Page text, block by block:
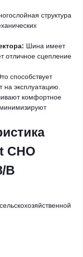
структура
Шина имеет
отличное сцепление
способствует
эксплуатацию.
комфортное
CHO
B